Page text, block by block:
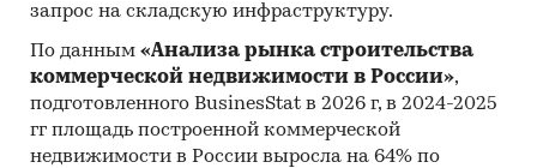
запрос на складскую инфраструктуру.
По данным «Анализа рынка строительства
коммерческой недвижимости в России»,
подготовленного BusinesStat в 2026 г, в 2024-2025
гг площадь построенной коммерческой
недвижимости в России выросла на 64% по